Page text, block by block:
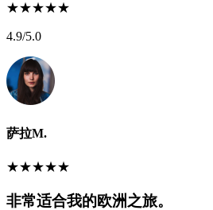
★★★★★
4.9/5.0
萨拉M.
★★★★★
非常适合我的欧洲之旅。